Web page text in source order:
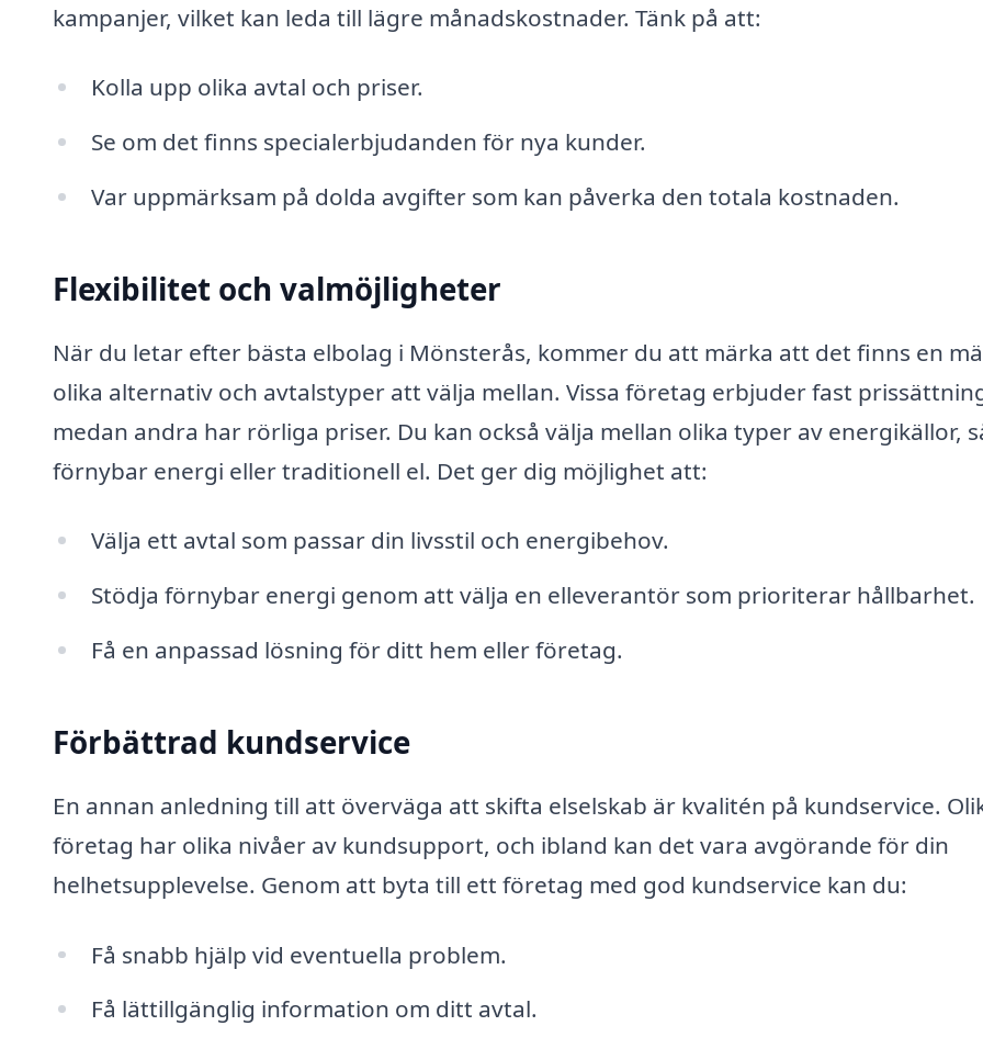
kampanjer, vilket kan leda till lägre månadskostnader. Tänk på att:
Kolla upp olika avtal och priser.
Se om det finns specialerbjudanden för nya kunder.
Var uppmärksam på dolda avgifter som kan påverka den totala kostnaden.
Flexibilitet och valmöjligheter
När du letar efter bästa elbolag i Mönsterås, kommer du att märka att det finns en
olika alternativ och avtalstyper att välja mellan. Vissa företag erbjuder fast
medan andra har rörliga priser. Du kan också välja mellan olika typer av energikällor,
förnybar energi eller traditionell el. Det ger dig möjlighet att:
Välja ett avtal som passar din livsstil och energibehov.
Stödja förnybar energi genom att välja en elleverantör som prioriterar hållbarhet.
Få en anpassad lösning för ditt hem eller företag.
Förbättrad kundservice
En annan anledning till att överväga att skifta elselskab är kvalitén på kundservice.
företag har olika nivåer av kundsupport, och ibland kan det vara avgörande för din
helhetsupplevelse. Genom att byta till ett företag med god kundservice kan du:
Få snabb hjälp vid eventuella problem.
Få lättillgänglig information om ditt avtal.